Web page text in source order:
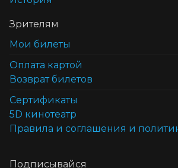
Зрителям
Мои билеты
Оплата картой
Возврат билетов
Cертификаты
5D кинотеатр
Правила и соглашения и
Подписывайся